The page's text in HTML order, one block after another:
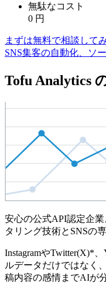
無駄なコスト
0 円
まずは無料で相談して
SNS集客の自動化、ソ
Tofu Analytics
安心の公式API認定企
タリング技術とSNSの
InstagramやTwitter(X)*
ルデータだけではなく
稿内容の感情までAIが